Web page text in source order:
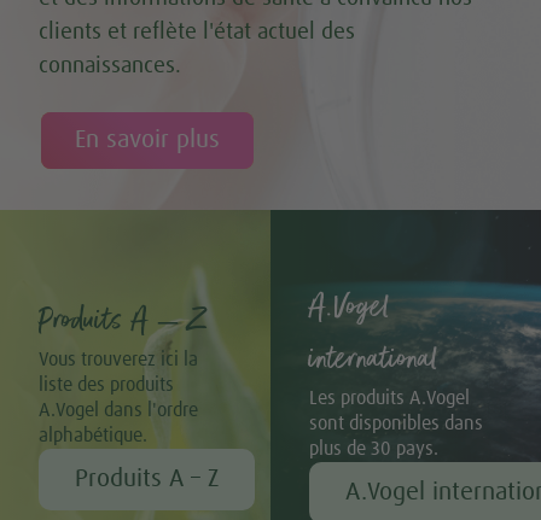
clients et reflète l'état actuel des
connaissances.
En savoir plus
Produits A – Z
Vous trouverez ici la
liste des produits
A.Vogel dans l'ordre
alphabétique.
Produits A – Z
A.Vogel
international
Les produits A.Vogel
sont disponibles dans
plus de 30 pays.
A.Vogel